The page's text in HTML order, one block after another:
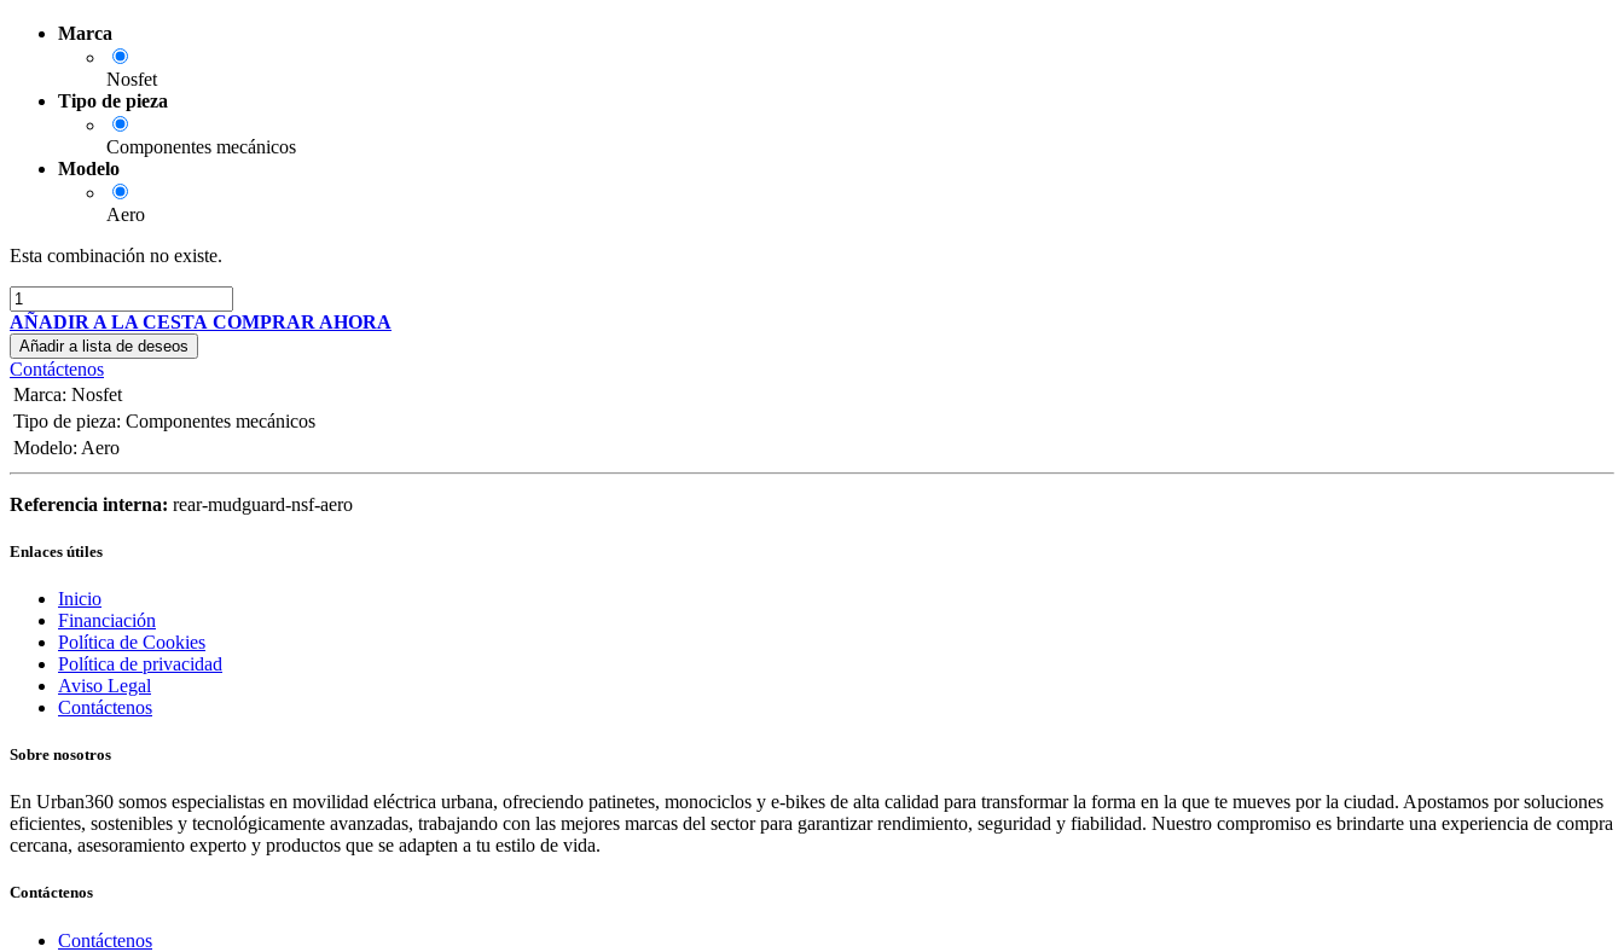
Marca
Nosfet
Tipo de pieza
Componentes mecánicos
Modelo
Aero
Esta combinación no existe.
AÑADIR A LA CESTA COMPRAR AHORA
Añadir a lista de deseos
Contáctenos
Marca: Nosfet
Tipo de pieza: Componentes mecánicos
Modelo: Aero
Referencia interna: rear-mudguard-nsf-aero
Enlaces útiles
Inicio
Financiación
Política de Cookies
Política de privacidad
Aviso Legal
Contáctenos
Sobre nosotros
En Urban360 somos especialistas en movilidad eléctrica urbana, ofreciendo patinetes, monociclos y e-bikes de alta calidad para transformar la forma en la que te mueves por la ciudad. Apostamos por soluciones
eficientes, sostenibles y tecnológicamente avanzadas, trabajando con las mejores marcas del sector para garantizar rendimiento, seguridad y fiabilidad. Nuestro compromiso es brindarte una experiencia de compra
cercana, asesoramiento experto y productos que se adapten a tu estilo de vida.
Contáctenos
Contáctenos